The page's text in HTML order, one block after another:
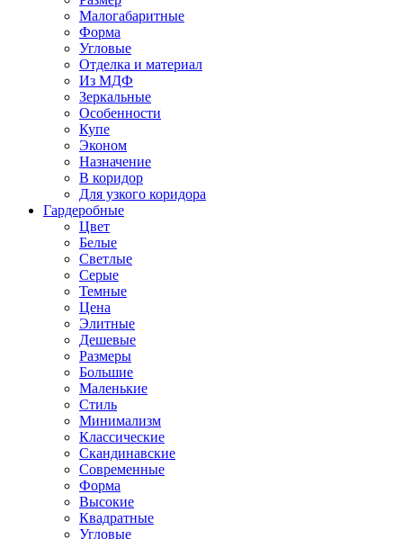
Малогабаритные
Форма
Угловые
Отделка и материал
Из МДФ
Зеркальные
Особенности
Купе
Эконом
Назначение
В коридор
Для узкого коридора
Гардеробные
Цвет
Белые
Светлые
Серые
Темные
Цена
Элитные
Дешевые
Размеры
Большие
Маленькие
Стиль
Минимализм
Классические
Скандинавские
Современные
Форма
Высокие
Квадратные
Угловые